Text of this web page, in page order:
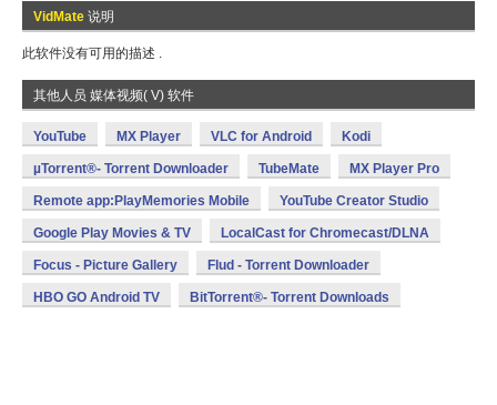
VidMate 说明
此软件没有可用的描述 .
其他人员 媒体视频( V) 软件
YouTube MX Player VLC for Android Kodi
µTorrent®- Torrent Downloader TubeMate MX Player Pro
Remote app:PlayMemories Mobile YouTube Creator Studio
Google Play Movies & TV LocalCast for Chromecast/DLNA
Focus - Picture Gallery Flud - Torrent Downloader
HBO GO Android TV BitTorrent®- Torrent Downloads